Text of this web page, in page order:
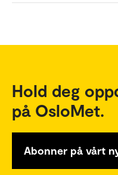
Hold deg
på OsloMet.
Abonner på vårt